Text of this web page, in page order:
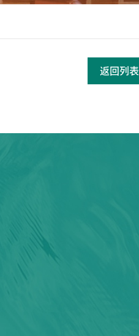
返回列表